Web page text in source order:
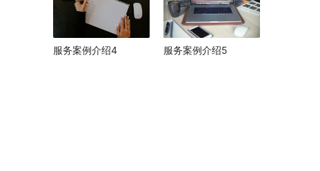
服务案例介绍4 服务案例介绍5